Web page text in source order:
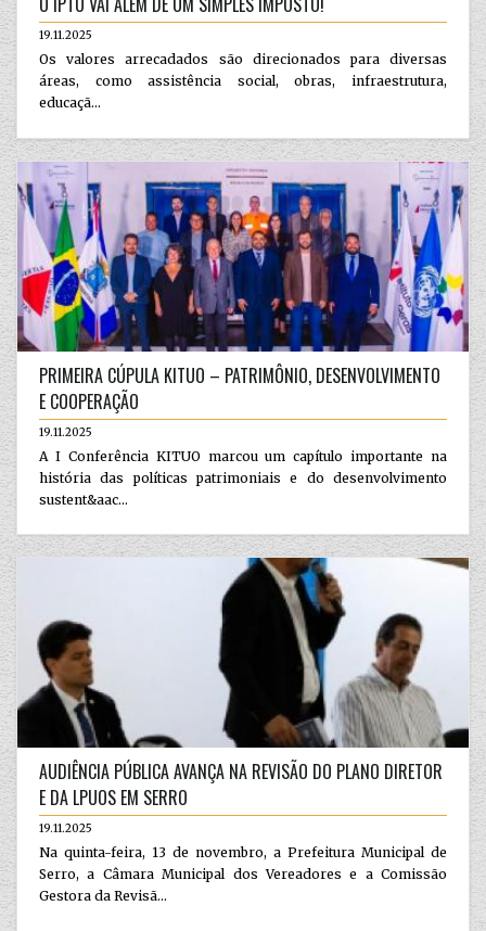
19.11.2025
Os valores arrecadados são direcionados para diversas
áreas, como assistência social, obras, infraestrutura,
educaçã...
PRIMEIRA CÚPULA KITUO – PATRIMÔNIO, DESENVOLVIMENTO
E COOPERAÇÃO
19.11.2025
A I Conferência KITUO marcou um capítulo importante na
história das políticas patrimoniais e do desenvolvimento
sustent&aac...
AUDIÊNCIA PÚBLICA AVANÇA NA REVISÃO DO PLANO DIRETOR
E DA LPUOS EM SERRO
19.11.2025
Na quinta-feira, 13 de novembro, a Prefeitura Municipal de
Serro, a Câmara Municipal dos Vereadores e a Comissão
Gestora da Revisã...